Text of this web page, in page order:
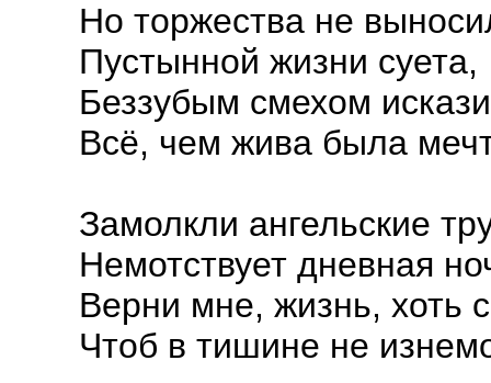
Но торжества не
Пустынной жизни суета,
Беззубым смехом
Всё, чем жива была
Замолкли ангельские
Немотствует дневная
Верни мне, жизнь, хоть
Чтоб в тишине не